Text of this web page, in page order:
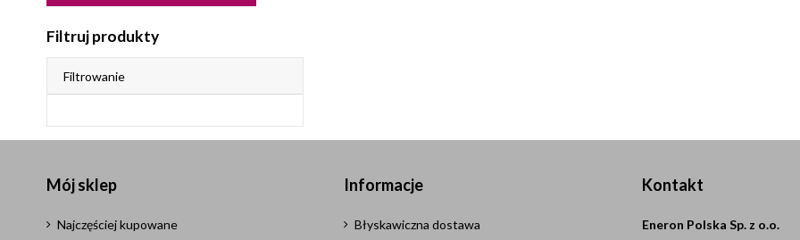
Filtruj produkty
Filtrowanie
Mój sklep
Najczęściej kupowane
Informacje
Błyskawiczna dostawa
Kontakt
Eneron Polska Sp. z o.o.